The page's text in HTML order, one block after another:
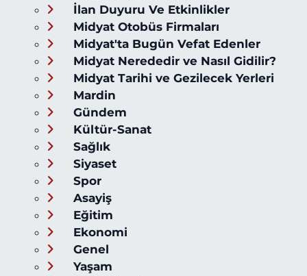
İlan Duyuru Ve Etkinlikler
Midyat Otobüs Firmaları
Midyat'ta Bugün Vefat Edenler
Midyat Nerededir ve Nasıl Gidilir?
Midyat Tarihi ve Gezilecek Yerleri
Mardin
Gündem
Kültür-Sanat
Sağlık
Siyaset
Spor
Asayiş
Eğitim
Ekonomi
Genel
Yaşam